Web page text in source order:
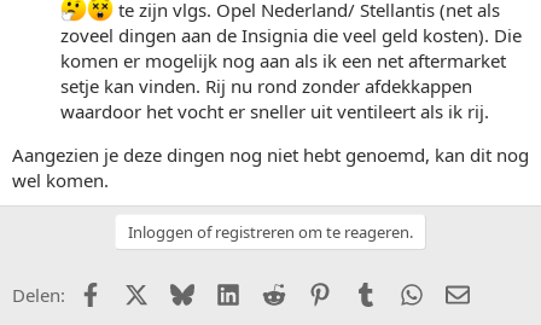
te zijn vlgs. Opel Nederland/ Stellantis (net als
zoveel dingen aan de Insignia die veel geld kosten). Die
komen er mogelijk nog aan als ik een net aftermarket
setje kan vinden. Rij nu rond zonder afdekkappen
waardoor het vocht er sneller uit ventileert als ik rij.
Aangezien je deze dingen nog niet hebt genoemd, kan dit nog
wel komen.
Inloggen of registreren om te reageren.
Delen: FacebookX (Twitter)
BlueskyLinkedIn
Reddit PinterestTumblr WhatsApp
E-mail